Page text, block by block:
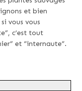
et bien
vous vous
c’est tout
et “internaute”.